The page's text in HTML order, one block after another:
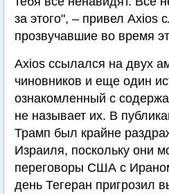
за этого", – привел Axios
прозвучавшие во время
Axios ссылался на двух
чиновников и еще один
ознакомленный с
не называет их. В
Трамп был крайне
Израиля, поскольку они
переговоры США с
день Тегеран пригрозил